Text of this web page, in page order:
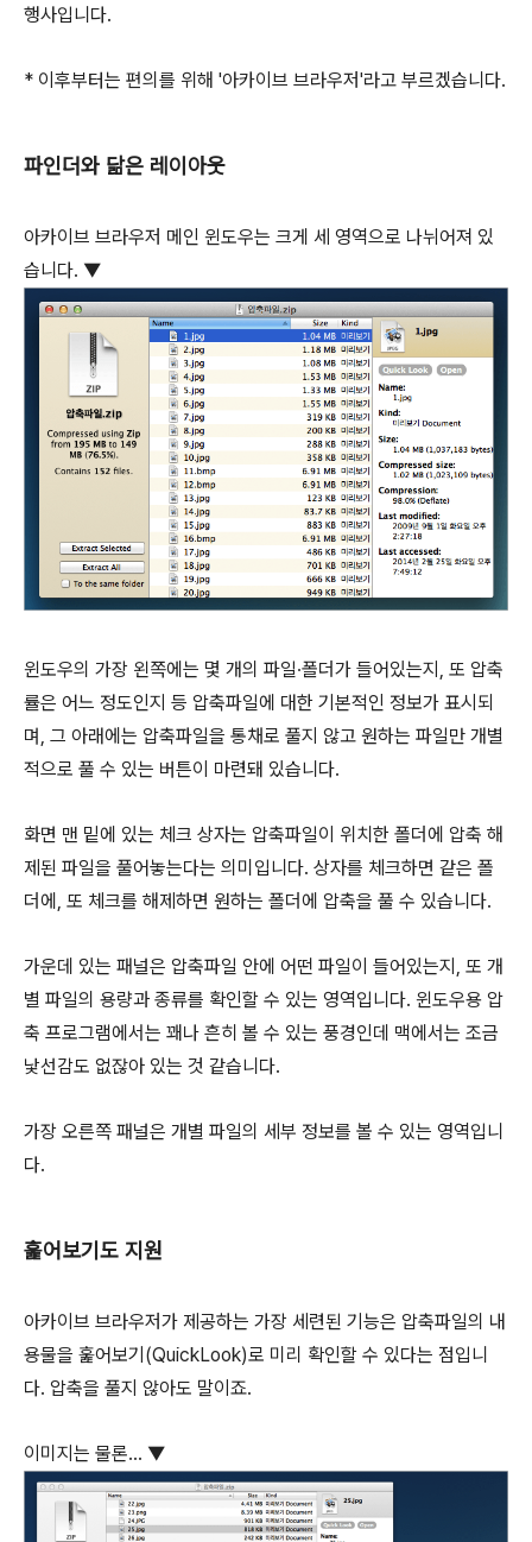
행사입니다.
* 이후부터는 편의를 위해 '아카이브 브라우저'라고 부르겠습니다.
파인더와 닮은 레이아웃
아카이브 브라우저 메인 윈도우는 크게 세 영역으로 나뉘어져 있
습니다. ▼
윈도우의 가장 왼쪽에는 몇 개의 파일∙폴더가 들어있는지, 또 압축
률은 어느 정도인지 등 압축파일에 대한 기본적인 정보가 표시되
며, 그 아래에는 압축파일을 통채로 풀지 않고 원하는 파일만 개별
적으로 풀 수 있는 버튼이 마련돼 있습니다.
화면 맨 밑에 있는 체크 상자는 압축파일이 위치한 폴더에 압축 해
제된 파일을 풀어놓는다는 의미입니다. 상자를 체크하면 같은 폴
더에, 또 체크를 해제하면 원하는 폴더에 압축을 풀 수 있습니다.
가운데 있는 패널은 압축파일 안에 어떤 파일이 들어있는지, 또 개
별 파일의 용량과 종류를 확인할 수 있는 영역입니다. 윈도우용 압
축 프로그램에서는 꽤나 흔히 볼 수 있는 풍경인데 맥에서는 조금
낯선감도 없잖아 있는 것 같습니다.
가장 오른쪽 패널은 개별 파일의 세부 정보를 볼 수 있는 영역입니
다.
훑어보기도 지원
아카이브 브라우저가 제공하는 가장 세련된 기능은 압축파일의 내
용물을 훑어보기(QuickLook)로 미리 확인할 수 있다는 점입니
다. 압축을 풀지 않아도 말이죠.
이미지는 물론... ▼